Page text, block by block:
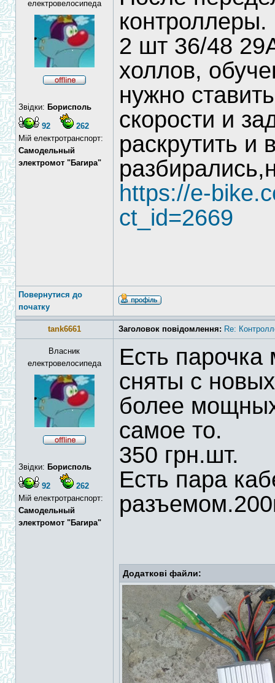
електровелосипеда
Звідки: Борисполь
92
262
Мій електротранспорт:
Самодельный
электромот "Багира"
контроллеры.
2 шт 36/48
холлов,
нужно
скорости и
раскрутить и
https://e-
ct_id=2669
Повернутися до
початку
tank6661 Заголовок повідомлення: Re:
Власник
електровелосипеда
Звідки: Борисполь
92
262
Мій електротранспорт:
Самодельный
электромот "Багира"
Есть
сняты с
более
самое то.
350 грн.шт.
Есть пара
Додаткові файли: